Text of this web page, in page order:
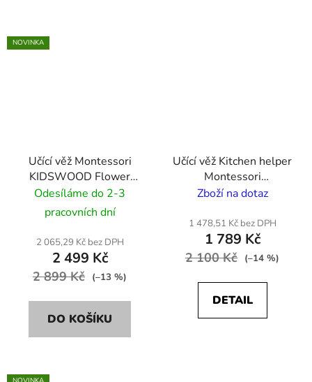
NOVINKA
Učící věž Montessori
KIDSWOOD Flower
80cm - barva dřeva/
černá
Odesíláme do 2-3
pracovních dní
2 065,29 Kč bez DPH
2 499 Kč
2 899 Kč (–13 %)
DO KOŠÍKU
Učící věž Kitchen helper
Montessori
KIDSWOOD No Exit
Zboží na dotaz
1 478,51 Kč bez DPH
1 789 Kč
2 100 Kč (–14 %)
DETAIL